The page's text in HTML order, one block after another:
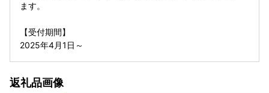
ます。
【受付期間】
2025年4月1日～
返礼品画像